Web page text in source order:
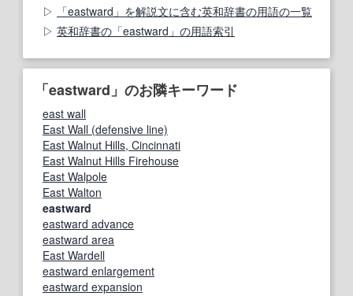
「eastward」を解説文に含む英和辞書の用語の一覧
英和辞書の「eastward」の用語索引
「eastward」のお隣キーワード
east wall
East Wall (defensive line)
East Walnut Hills, Cincinnati
East Walnut Hills Firehouse
East Walpole
East Walton
eastward
eastward advance
eastward area
East Wardell
eastward enlargement
eastward expansion